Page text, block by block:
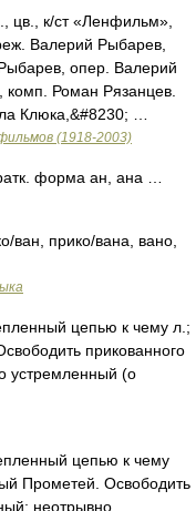
к/ст «Ленфильм»,
Валерий Рыбарев,
опер. Валерий
комп. Роман Рязанцев.
Клюка,&#8230; …
(1918-2003)
форма ан, ана …
ван, прико/вана, вано,
цепью к чему л.;
прикованного
устремленный (о
цепью к чему
Прометей. Освободить
неотрывно